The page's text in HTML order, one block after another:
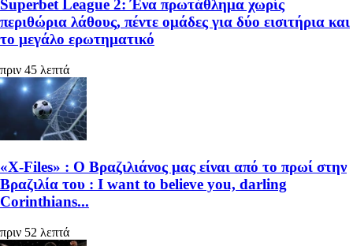
Superbet League 2: Ένα πρωτάθλημα χωρίς
περιθώρια λάθους, πέντε ομάδες για δύο εισιτήρια και
το μεγάλο ερωτηματικό
πριν 45 λεπτά
«X-Files» : Ο Βραζιλιάνος μας είναι από το πρωί στην
Βραζιλία του : I want to believe you, darling
Corinthians...
πριν 52 λεπτά